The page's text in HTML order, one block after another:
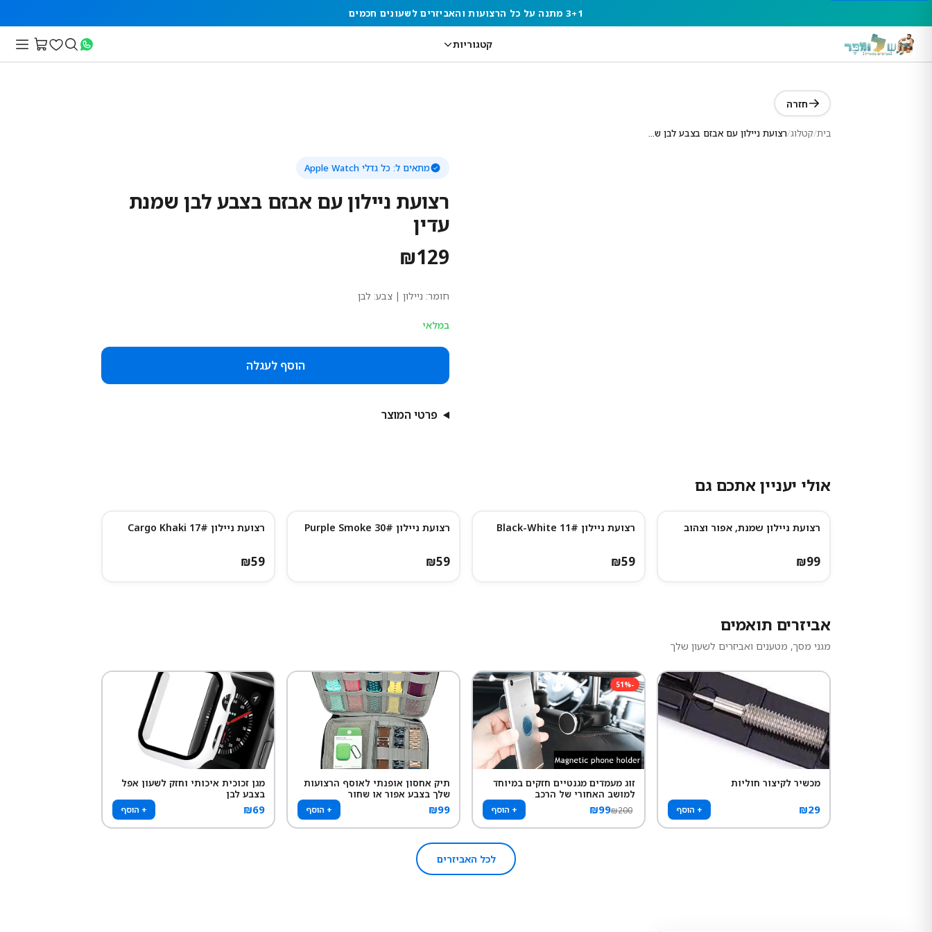
3+1 מתנה על כל הרצועות והאביזרים לשעונים חכמים
קטגוריות
חזרה
בית/קטלוג/ רצועת ניילון עם אבזם בצבע לבן שמנת עדין
מתאים ל: כל גדלי Apple Watch
רצועת ניילון עם אבזם בצבע לבן שמנת
עדין
₪129
חומר: ניילון | צבע: לבן
במלאי
הוסף לעגלה
פרטי המוצר
אולי יעניין אתכם גם
רצועת ניילון שמנת, אפור וצהוב
₪99
רצועת ניילון 11# Black-White
₪59
רצועת ניילון 30# Purple Smoke
₪59
רצועת ניילון 17# Cargo Khaki
₪59
אביזרים תואמים
מגני מסך, מטענים ואביזרים לשעון שלך
מכשיר לקיצור חוליות
₪29 + הוסף
-
51%
זוג מעמדים מגנטיים חזקים במיוחד
למושב האחורי של הרכב
₪99₪200 + הוסף
תיק אחסון אופנתי לאוסף הרצועות
שלך בצבע אפור או שחור
₪99 + הוסף
מגן זכוכית איכותי וחזק לשעון אפל
בצבע לבן
₪69 + הוסף
לכל האביזרים